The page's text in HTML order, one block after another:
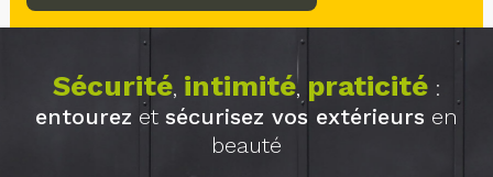
Sécurité, intimité, praticité:
entourez et sécurisez vos extérieurs en
beauté